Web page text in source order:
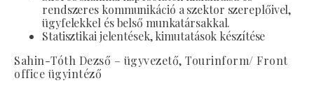
rendszeres kommunikáció a szektor szereplőivel,
ügyfelekkel és belső munkatársakkal.
Statisztikai jelentések, kimutatások készítése
Sahin-Tóth Dezső – ügyvezető, Tourinform/ Front
office ügyintéző